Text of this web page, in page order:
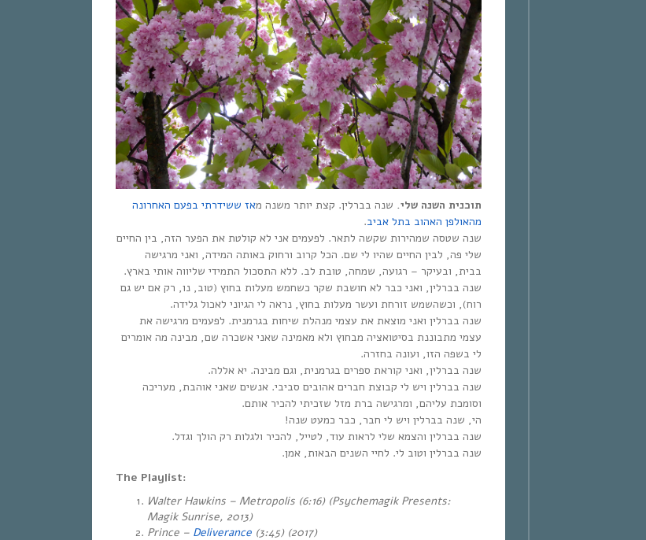
תוכנית השנה שלי. שנה בברלין. קצת יותר משנה מאז ששידרתי בפעם האחרונה
מהאולפן האהוב בתל אביב.
שנה שטסה שמהירות שקשה לתאר. לפעמים אני לא קולטת את הפער הזה, בין החיים
שלי פה, לבין החיים שהיו לי שם. הכל קרוב ורחוק באותה המידה, ואני מרגישה
בבית, ובעיקר – רגועה, שמחה, טובת לב. ללא התסכול התמידי שליווה אותי בארץ.
שנה בברלין, ואני כבר לא חושבת שקר כשחמש מעלות בחוץ (טוב, נו, רק אם יש גם
רוח), וכשהשמש זורחת ועשר מעלות בחוץ, נראה לי הגיוני לאכול גלידה.
שנה בברלין ואני מוצאת את עצמי מנהלת שיחות בגרמנית. לפעמים מרגישה את
עצמי מתבוננת בסיטואציה מבחוץ ולא מאמינה שאני אשכרה שם, מבינה מה אומרים
לי בשפה הזו, ועונה בחזרה.
שנה בברלין, ואני קוראת ספרים בגרמנית, וגם מבינה. יא אללה.
שנה בברלין ויש לי קבוצת חברים אהובים סביבי. אנשים שאני אוהבת, מעריכה
וסומכת עליהם, ומרגישה ברת מזל שזכיתי להכיר אותם.
הי, שנה בברלין ויש לי חבר, כבר כמעט שנה!
שנה בברלין והצמא שלי לראות עוד, לטייל, להכיר ולגלות רק הולך וגדל.
שנה בברלין וטוב לי. לחיי השנים הבאות, אמן.
The Playlist:
Walter Hawkins – Metropolis (6:16) (Psychemagik Presents:
Magik Sunrise, 2013)
Prince – Deliverance (3:45) (2017)